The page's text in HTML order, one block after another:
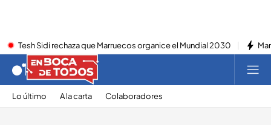
Tesh Sidi rechaza que Marruecos organice el Mundial 2030
Lo último A la carta Colaboradores